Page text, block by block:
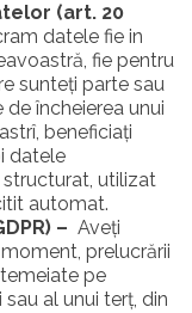
(art. 20
datele fie in
fie pentru
sunteţi parte sau
încheierea unui
beneficiaţi
datele
utilizat
automat.
– Aveți
prelucrării
pe
al unui terț, din